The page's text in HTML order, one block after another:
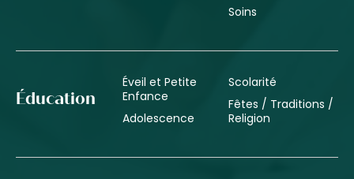
Soins
Éducation
Éveil et Petite
Enfance
Adolescence
Scolarité
Fêtes / Traditions /
Religion